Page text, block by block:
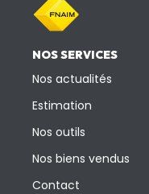
NOS SERVICES
Nos actualités
Estimation
Nos outils
Nos biens vendus
Contact